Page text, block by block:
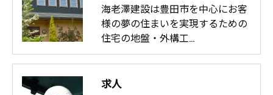
海老澤建設は豊田市を中心にお客
様の夢の住まいを実現するための
住宅の地盤・外構工…
求人